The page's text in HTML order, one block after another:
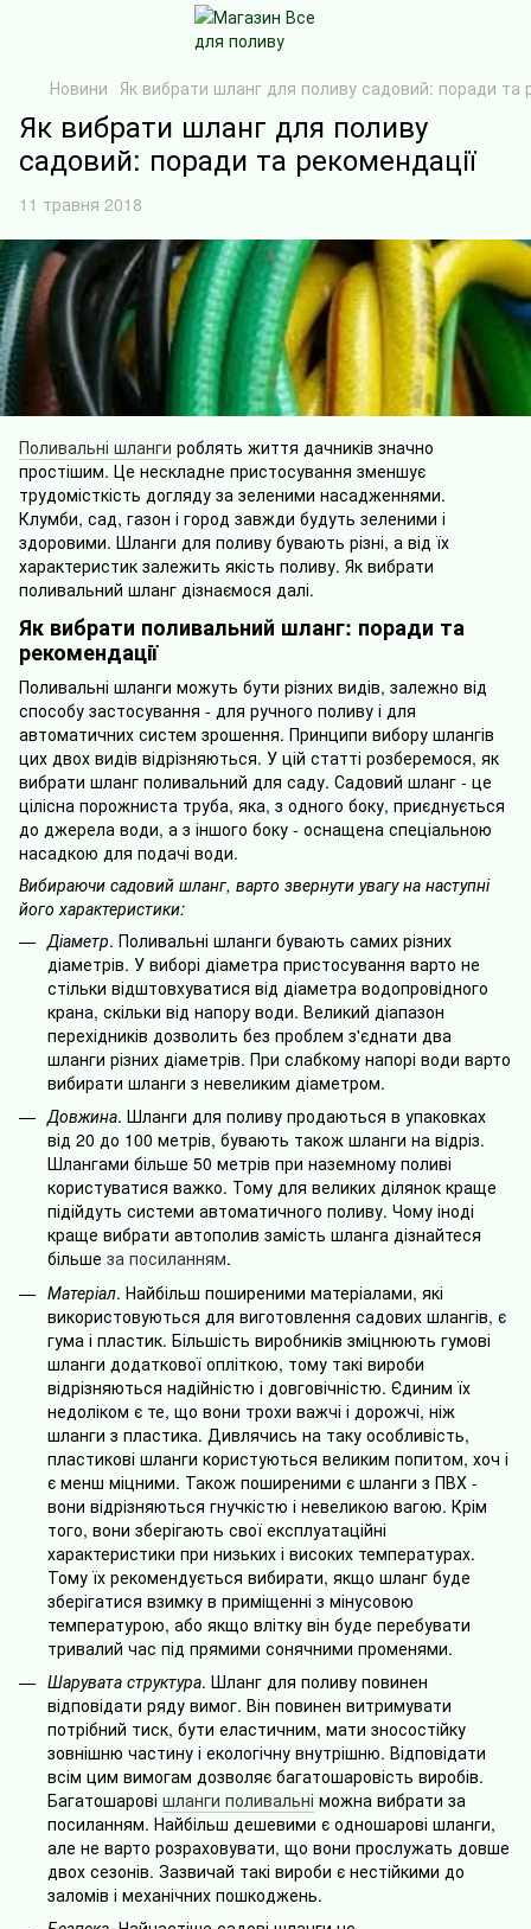
Новини Як вибрати шланг для поливу садовий: поради та
Як вибрати шланг для поливу
садовий: поради та рекомендації
11 травня 2018
Поливальні шланги роблять життя дачників значно
простішим. Це нескладне пристосування зменшує
трудомісткість догляду за зеленими насадженнями.
Клумби, сад, газон і город завжди будуть зеленими і
здоровими. Шланги для поливу бувають різні, а від їх
характеристик залежить якість поливу. Як вибрати
поливальний шланг дізнаємося далі.
Як вибрати поливальний шланг: поради та
рекомендації
Поливальні шланги можуть бути різних видів, залежно від
способу застосування - для ручного поливу і для
автоматичних систем зрошення. Принципи вибору шлангів
цих двох видів відрізняються. У цій статті розберемося, як
вибрати шланг поливальний для саду. Садовий шланг - це
цілісна порожниста труба, яка, з одного боку, приєднується
до джерела води, а з іншого боку - оснащена спеціальною
насадкою для подачі води.
Вибираючи садовий шланг, варто звернути увагу на наступні
його характеристики:
Діаметр. Поливальні шланги бувають самих різних
діаметрів. У виборі діаметра пристосування варто не
стільки відштовхуватися від діаметра водопровідного
крана, скільки від напору води. Великий діапазон
перехідників дозволить без проблем з'єднати два
шланги різних діаметрів. При слабкому напорі води варто
вибирати шланги з невеликим діаметром.
Довжина. Шланги для поливу продаються в упаковках
від 20 до 100 метрів, бувають також шланги на відріз.
Шлангами більше 50 метрів при наземному поливі
користуватися важко. Тому для великих ділянок краще
підійдуть системи автоматичного поливу. Чому іноді
краще вибрати автополив замість шланга дізнайтеся
більше за посиланням.
Матеріал. Найбільш поширеними матеріалами, які
використовуються для виготовлення садових шлангів, є
гума і пластик. Більшість виробників зміцнюють гумові
шланги додаткової опліткою, тому такі вироби
відрізняються надійністю і довговічністю. Єдиним їх
недоліком є ​​те, що вони трохи важчі і дорожчі, ніж
шланги з пластика. Дивлячись на таку особливість,
пластикові шланги користуються великим попитом, хоч і
є менш міцними. Також поширеними є шланги з ПВХ -
вони відрізняються гнучкістю і невеликою вагою. Крім
того, вони зберігають свої експлуатаційні
характеристики при низьких і високих температурах.
Тому їх рекомендується вибирати, якщо шланг буде
зберігатися взимку в приміщенні з мінусовою
температурою, або якщо влітку він буде перебувати
тривалий час під прямими сонячними променями.
Шарувата структура. Шланг для поливу повинен
відповідати ряду вимог. Він повинен витримувати
потрібний тиск, бути еластичним, мати зносостійку
зовнішню частину і екологічну внутрішню. Відповідати
всім цим вимогам дозволяє багатошаровість виробів.
Багатошарові шланги поливальні можна вибрати за
посиланням. Найбільш дешевими є одношарові шланги,
але не варто розраховувати, що вони прослужать довше
двох сезонів. Зазвичай такі вироби є нестійкими до
заломів і механічних пошкоджень.